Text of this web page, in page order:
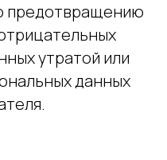
предотвращению
утратой или
данных